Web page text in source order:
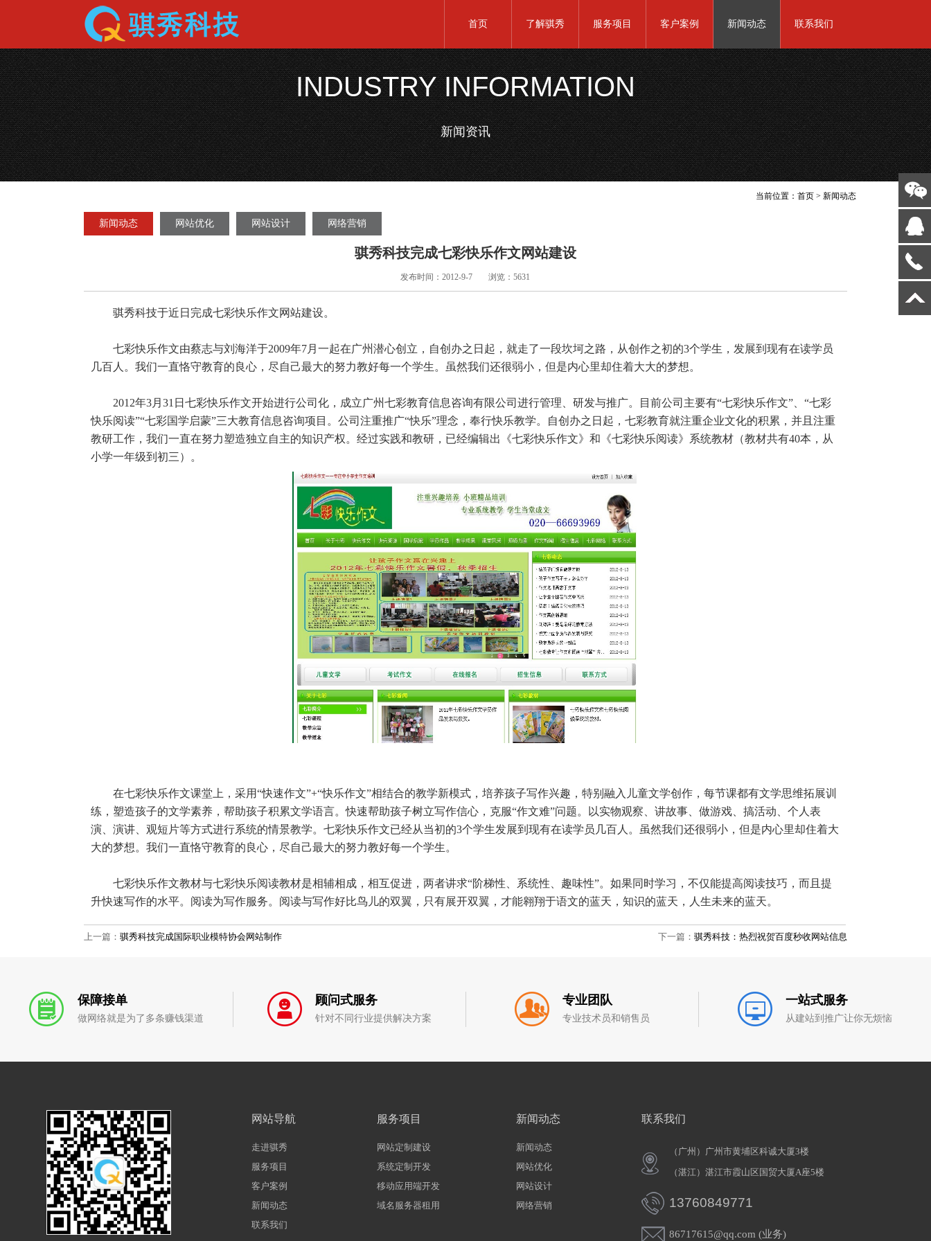
首页 了解骐秀 服务项目 客户案例 新闻动态 联系我们
INDUSTRY INFORMATION
新闻资讯
当前位置：首页 >新闻动态
新闻动态 网站优化 网站设计 网络营销
骐秀科技完成七彩快乐作文网站建设
发布时间：2012-9-7 浏览：5631
骐秀科技于近日完成七彩快乐作文网站建设。
七彩快乐作文由蔡志与刘海洋于2009年7月一起在广州潜心创立，自创办之日起，就走了一段坎坷之路，从创作之初的3个学生，发展到现有在读学员
几百人。我们一直恪守教育的良心，尽自己最大的努力教好每一个学生。虽然我们还很弱小，但是内心里却住着大大的梦想。
2012年3月31日七彩快乐作文开始进行公司化，成立广州七彩教育信息咨询有限公司进行管理、研发与推广。目前公司主要有“七彩快乐作文”、“七彩
快乐阅读”“七彩国学启蒙”三大教育信息咨询项目。公司注重推广“快乐”理念，奉行快乐教学。自创办之日起，七彩教育就注重企业文化的积累，并且注重
教研工作，我们一直在努力塑造独立自主的知识产权。经过实践和教研，已经编辑出《七彩快乐作文》和《七彩快乐阅读》系统教材（教材共有40本，从
小学一年级到初三）。
在七彩快乐作文课堂上，采用“快速作文”+“快乐作文”相结合的教学新模式，培养孩子写作兴趣，特别融入儿童文学创作，每节课都有文学思维拓展训
练，塑造孩子的文学素养，帮助孩子积累文学语言。快速帮助孩子树立写作信心，克服“作文难”问题。以实物观察、讲故事、做游戏、搞活动、个人表
演、演讲、观短片等方式进行系统的情景教学。七彩快乐作文已经从当初的3个学生发展到现有在读学员几百人。虽然我们还很弱小，但是内心里却住着大
大的梦想。我们一直恪守教育的良心，尽自己最大的努力教好每一个学生。
七彩快乐作文教材与七彩快乐阅读教材是相辅相成，相互促进，两者讲求“阶梯性、系统性、趣味性”。如果同时学习，不仅能提高阅读技巧，而且提
升快速写作的水平。阅读为写作服务。阅读与写作好比鸟儿的双翼，只有展开双翼，才能翱翔于语文的蓝天，知识的蓝天，人生未来的蓝天。
上一篇： 骐秀科技完成国际职业模特协会网站制作 下一篇：骐秀科技：热烈祝贺百度秒收网站信息
保障接单
做网络就是为了多条赚钱渠道
顾问式服务
针对不同行业提供解决方案
专业团队
专业技术员和销售员
一站式服务
从建站到推广让你无烦恼
网站导航
走进骐秀
服务项目
客户案例
新闻动态
联系我们
服务项目
网站定制建设
系统定制开发
移动应用端开发
域名服务器租用
新闻动态
新闻动态
网站优化
网站设计
网络营销
联系我们
（广州）广州市黄埔区科诚大厦3楼
（湛江）湛江市霞山区国贸大厦A座5楼
13760849771
86717615@qq.com (业务)